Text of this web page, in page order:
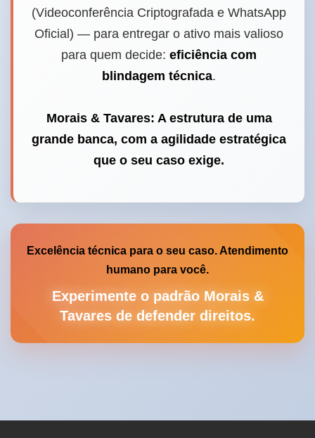
(Videoconferência Criptografada e WhatsApp
Oficial) — para entregar o ativo mais valioso
para quem decide: eficiência com
blindagem técnica.
Morais & Tavares: A estrutura de uma
grande banca, com a agilidade estratégica
que o seu caso exige.
Excelência técnica para o seu caso. Atendimento
humano para você.
Experimente o padrão Morais &
Tavares de defender direitos.